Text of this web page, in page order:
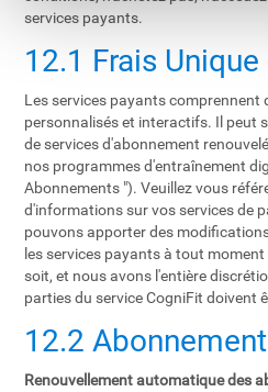
services payants.
12.1 Frais Unique
Les services payants comprennent
personnalisés et interactifs. Il peut
de services d'abonnement
nos programmes d'entraînement
Abonnements "). Veuillez vous
d'informations sur vos services de
pouvons apporter des
les services payants à tout
soit, et nous avons l'entière
parties du service CogniFit doivent
12.2
Renouvellement automatique des